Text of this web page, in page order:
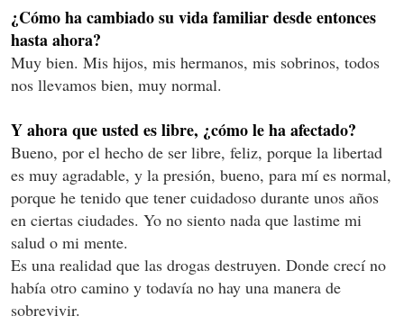
¿Cómo ha cambiado su vida familiar desde entonces
hasta ahora?
Muy bien. Mis hijos, mis hermanos, mis sobrinos, todos
nos llevamos bien, muy normal.
Y ahora que usted es libre, ¿cómo le ha afectado?
Bueno, por el hecho de ser libre, feliz, porque la libertad
es muy agradable, y la presión, bueno, para mí es normal,
porque he tenido que tener cuidadoso durante unos años
en ciertas ciudades. Yo no siento nada que lastime mi
salud o mi mente.
Es una realidad que las drogas destruyen. Donde crecí no
había otro camino y todavía no hay una manera de
sobrevivir.